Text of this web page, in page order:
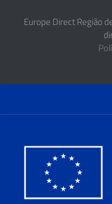
Europe Direct Região